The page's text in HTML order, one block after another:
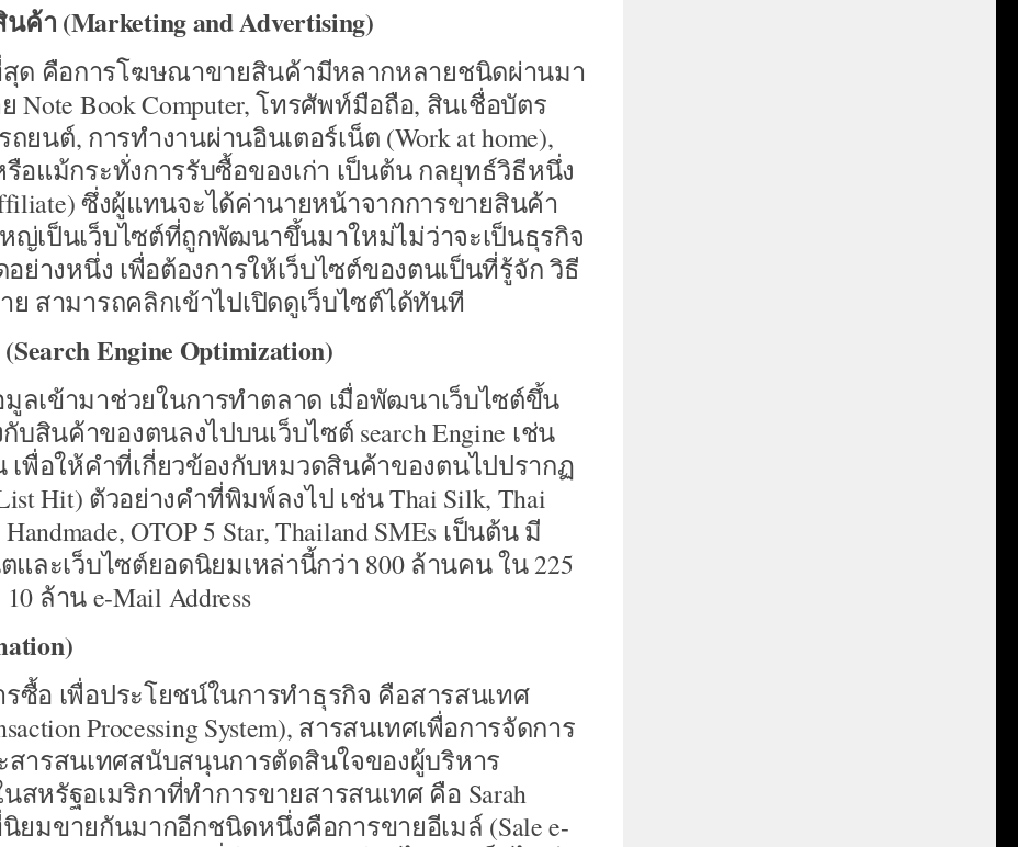
ค้า (Marketing and Advertising)
ด คือการโฆษณาขายสินค้ามีหลากหลายชนิดผ่านมา
Book Computer, โทรศัพท์มือถือ, สินเชื่อบัตร
ยนต์, การทำงานผ่านอินเตอร์เน็ต (Work at home),
อแม้กระทั่งการรับซื้อของเก่า เป็นต้น กลยุทธ์วิธีหนึ่ง
ซึ่งผู้แทนจะได้ค่านายหน้าจากการขายสินค้า
ญ่เป็นเว็บไซต์ที่ถูกพัฒนาขึ้นมาใหม่ไม่ว่าจะเป็นธุรกิจ
ย่างหนึ่ง เพื่อต้องการให้เว็บไซต์ของตนเป็นที่รู้จัก วิธี
สามารถคลิกเข้าไปเปิดดูเว็บไซต์ได้ทันที
Engine Optimization)
ลเข้ามาช่วยในการทำตลาด เมื่อพัฒนาเว็บไซต์ขึ้น
สินค้าของตนลงไปบนเว็บไซต์ search Engine เช่น
น เพื่อให้คำที่เกี่ยวข้องกับหมวดสินค้าของตนไปปรากฏ
Hit) ตัวอย่างคำที่พิมพ์ลงไป เช่น Thai Silk, Thai
OTOP 5 Star, Thailand SMEs เป็นต้น มี
และเว็บไซต์ยอดนิยมเหล่านี้กว่า 800 ล้านคน ใน 225
ล้าน e-Mail Address
ซื้อ เพื่อประโยชน์ในการทำธุรกิจ คือสารสนเทศ
Processing System), สารสนเทศเพื่อการจัดการ
ะสารสนเทศสนับสนุนการตัดสินใจของผู้บริหาร
นสหรัฐอเมริกาที่ทำการขายสารสนเทศ คือ Sarah
ยมขายกันมากอีกชนิดหนึ่งคือการขายอีเมล์ (Sale e-